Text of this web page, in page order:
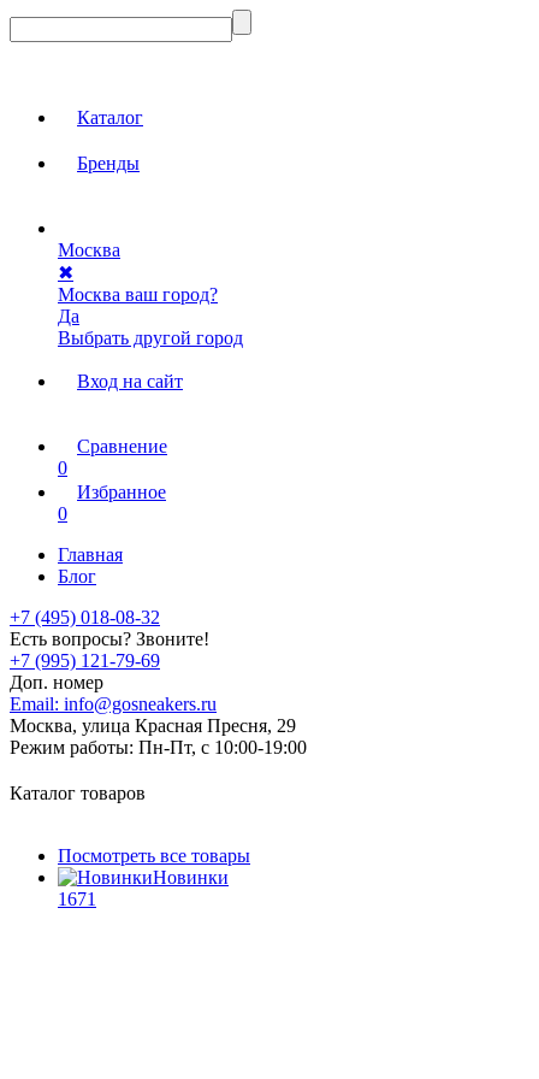
Каталог
Бренды
Москва
✖
Москва ваш город?
Да
Выбрать другой город
Вход на сайт
Сравнение
0
Избранное
0
Главная
Блог
+7 (495) 018-08-32
Есть вопросы? Звоните!
+7 (995) 121-79-69
Доп. номер
Email: info@gosneakers.ru
Москва, улица Красная Пресня, 29
Режим работы: Пн-Пт, с 10:00-19:00
Каталог товаров
Посмотреть все товары
Новинки
1671